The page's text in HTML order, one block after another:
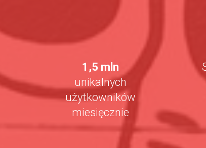
1,5 mln
unikalnych
użytkowników
miesięcznie